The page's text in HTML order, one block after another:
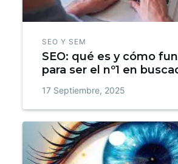
SEO Y SEM
SEO: qué es y cómo
para ser el nº1 en
17 Septiembre, 2025